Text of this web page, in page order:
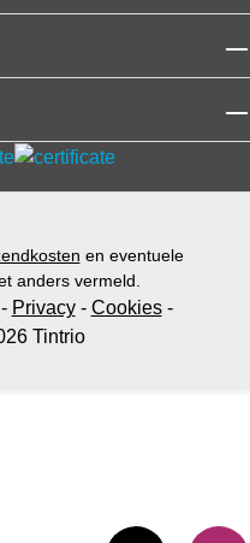
en eventuele
anders vermeld.
- Privacy- Cookies-
Tintrio